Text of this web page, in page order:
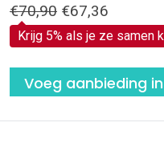
€70,90 Oorspronkelijke
prijs
was:
€70,90.
€67,36
prijs
is:
€67,36.
Krijg 5% als je ze samen
Voeg aanbieding